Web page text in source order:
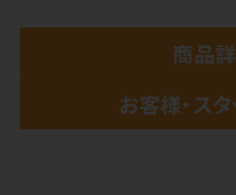
商品
お客様・ス